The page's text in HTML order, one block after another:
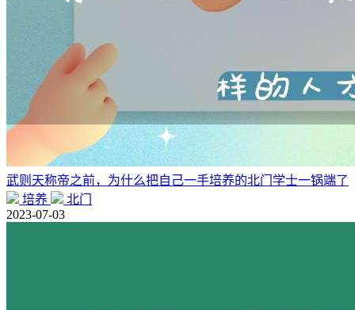
武则天称帝之前，为什么把自己一手培养的北门学士一锅端了
培养
北门
2023-07-03